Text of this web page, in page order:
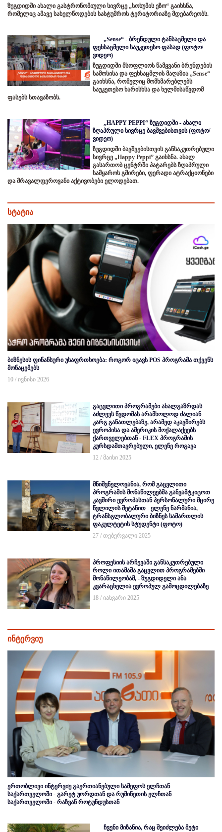
ზუგდიდში ახალი გასტრონომიული სივრცე „სოხუმის ეზო“ გაიხსნა,
რომელიც ამავე სახელწოდების სასტუმროს ტერიტორიაზე მდებარეობს.
„Sense“ - ბრენდული ტანსაცმელი და
ფეხსაცმელი საუკეთესო ფასად (ფოტო/
ვიდეო)
ზუგდიდში მსოფლიოს წამყვანი ბრენდების
სამოსისა და ფეხსაცმლის მაღაზია „Sense“
გაიხსნა, რომელიც მომხმარებლებს
საუკეთესო ხარისხსა და ხელმისაწვდომ
ფასებს სთავაზობს.
„HAPPY PEPPI“ ზუგდიდში - ახალი
ზღაპრული სივრცე ბავშვებისთვის (ფოტო/
ვიდეო)
ზუგდიდში ბავშვებისთვის განსაკუთრებული
სივრცე „Happy Peppi” გაიხსნა. ახალ
გასართობ ცენტრში პატარებს ზღაპრული
სამყაროს გმირები, ფერადი ატრაქციონები
და მრავალფეროვანი აქტივობები ელოდებათ.
სტატია
ბიზნესის ფინანსური უსაფრთხოება: როგორ იცავს POS პროგრამა თქვენს
მონაცემებს
10 / ივნისი 2026
გაცვლითი პროგრამები ახალგაზრდას
აძლევს წვდომას არამხოლოდ ძალიან
კარგ განათლებაზე, არამედ აკავშირებს
ევროპისა და ამერიკის მოქალაქეებს
ქართველებთან - FLEX პროგრამის
კურსდამთავრებული, ელენე როგავა
12 / მაისი 2025
მნიშვნელოვანია, რომ გაცვლითი
პროგრამის მონაწილეებმა განვამტკიცოთ
კავშირი ევროპასთან პერსონალური მცირე
წვლილის შეტანით - ელენე ნარმანია,
ტრანსგლობალური ბიზნეს სამართლის
ფაკულტეტის სტუდენტი (ფოტო)
27 / თებერვალი 2025
პროფესიის არჩევაში განსაკუთრებული
როლი ითამაშა გაცვლით პროგრამებში
მონაწილეობამ, - ზუგდიდელი ანა
კვარაცხელია ევროპულ გამოცდილებაზე
18 / იანვარი 2025
ინტერვიუ
ერთობლივი ინტერვიუ გაერთიანებული სამეფოს ელჩთან
საქართველოში - გარეტ უორდთან და რუმინეთის ელჩთან
საქართველოში - რაზვან როტუნდუსთან
ჩვენი მიზანია, რაც შეიძლება მეტი